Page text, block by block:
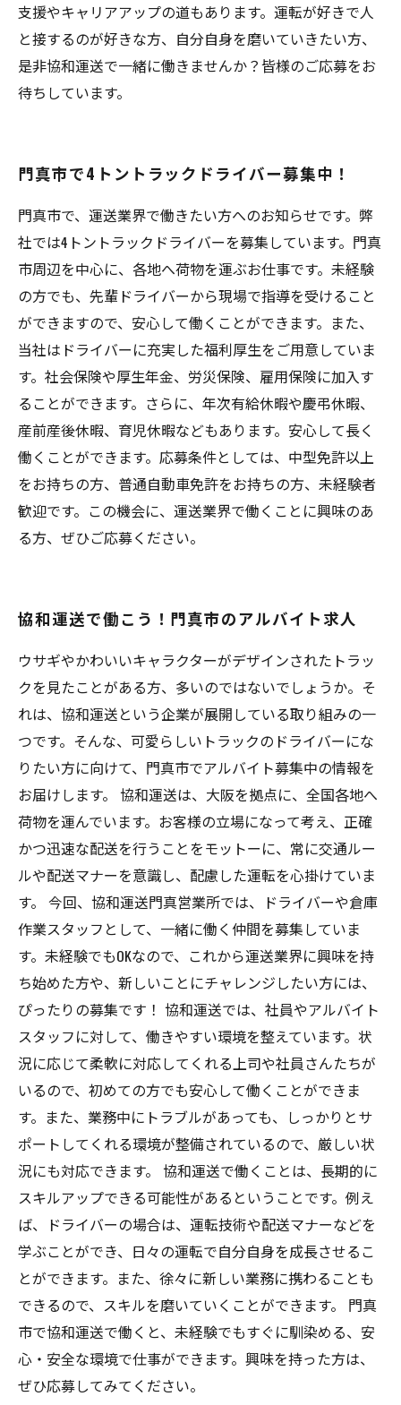
支援やキャリアアップの道もあります。運転が好きで人
と接するのが好きな方、自分自身を磨いていきたい方、
是非協和運送で一緒に働きませんか？皆様のご応募をお
待ちしています。
門真市で4トントラックドライバー募集中！
門真市で、運送業界で働きたい方へのお知らせです。弊
社では4トントラックドライバーを募集しています。門真
市周辺を中心に、各地へ荷物を運ぶお仕事です。未経験
の方でも、先輩ドライバーから現場で指導を受けること
ができますので、安心して働くことができます。また、
当社はドライバーに充実した福利厚生をご用意していま
す。社会保険や厚生年金、労災保険、雇用保険に加入す
ることができます。さらに、年次有給休暇や慶弔休暇、
産前産後休暇、育児休暇などもあります。安心して長く
働くことができます。応募条件としては、中型免許以上
をお持ちの方、普通自動車免許をお持ちの方、未経験者
歓迎です。この機会に、運送業界で働くことに興味のあ
る方、ぜひご応募ください。
協和運送で働こう！門真市のアルバイト求人
ウサギやかわいいキャラクターがデザインされたトラッ
クを見たことがある方、多いのではないでしょうか。そ
れは、協和運送という企業が展開している取り組みの一
つです。そんな、可愛らしいトラックのドライバーにな
りたい方に向けて、門真市でアルバイト募集中の情報を
お届けします。 協和運送は、大阪を拠点に、全国各地へ
荷物を運んでいます。お客様の立場になって考え、正確
かつ迅速な配送を行うことをモットーに、常に交通ルー
ルや配送マナーを意識し、配慮した運転を心掛けていま
す。 今回、協和運送門真営業所では、ドライバーや倉庫
作業スタッフとして、一緒に働く仲間を募集していま
す。未経験でもOKなので、これから運送業界に興味を持
ち始めた方や、新しいことにチャレンジしたい方には、
ぴったりの募集です！ 協和運送では、社員やアルバイト
スタッフに対して、働きやすい環境を整えています。状
況に応じて柔軟に対応してくれる上司や社員さんたちが
いるので、初めての方でも安心して働くことができま
す。また、業務中にトラブルがあっても、しっかりとサ
ポートしてくれる環境が整備されているので、厳しい状
況にも対応できます。 協和運送で働くことは、長期的に
スキルアップできる可能性があるということです。例え
ば、ドライバーの場合は、運転技術や配送マナーなどを
学ぶことができ、日々の運転で自分自身を成長させるこ
とができます。また、徐々に新しい業務に携わることも
できるので、スキルを磨いていくことができます。 門真
市で協和運送で働くと、未経験でもすぐに馴染める、安
心・安全な環境で仕事ができます。興味を持った方は、
ぜひ応募してみてください。